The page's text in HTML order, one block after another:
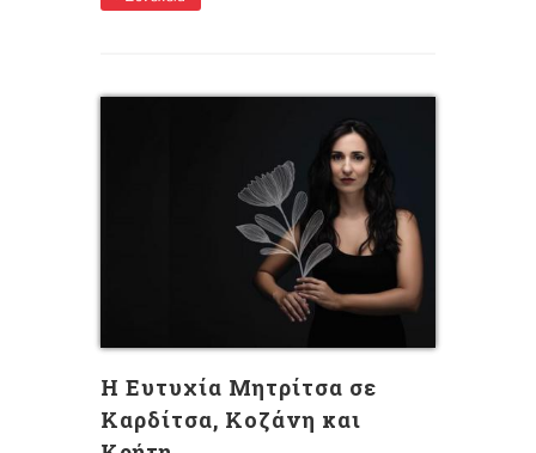
H Ευτυχία Μητρίτσα σε
Καρδίτσα, Κοζάνη και